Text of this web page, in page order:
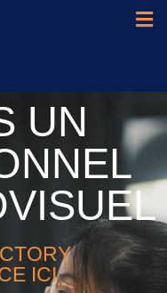
UN
ICI